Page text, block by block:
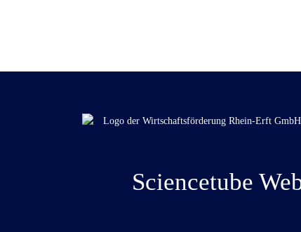
Sciencetube